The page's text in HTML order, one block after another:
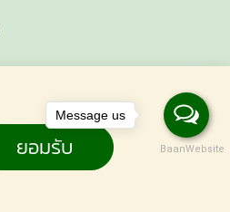
ยอมรับ
Message us
BaanWebsite